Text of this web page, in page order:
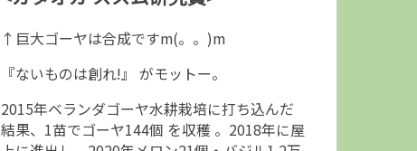
↑巨大ゴーヤは合成ですm(。。)m
『ないものは創れ!』 がモットー。
2015年ベランダゴーヤ水耕栽培に打ち込んだ
結果、1苗でゴーヤ144個 を収穫 。2018年に屋